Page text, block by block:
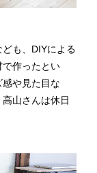
も、DIYによる
で作ったとい
や見た目な
山さんは休日